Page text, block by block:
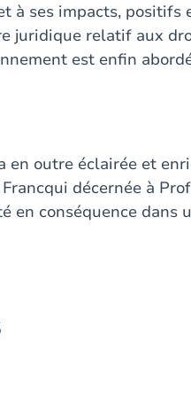
à ses impacts, positifs
juridique relatif aux
est enfin
en outre éclairée et
décernée à
en conséquence dans